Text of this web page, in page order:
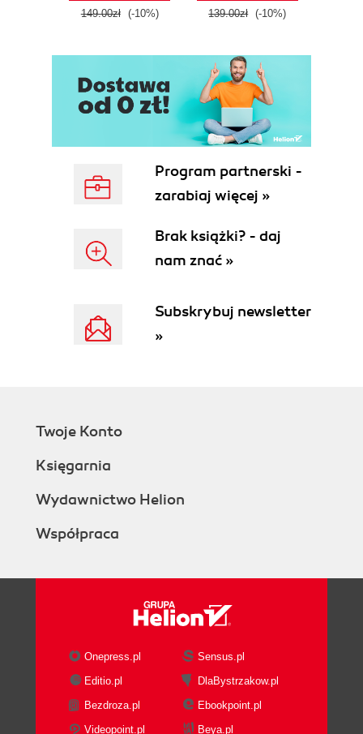
149.00zł (-10%) 139.00zł (-10%)
Program partnerski -
zarabiaj więcej »
Brak książki? - daj
nam znać »
Subskrybuj newsletter
»
Twoje Konto
Księgarnia
Wydawnictwo Helion
Współpraca
Onepress.pl
Sensus.pl
Editio.pl
DlaBystrzakow.pl
Bezdroza.pl
Ebookpoint.pl
Videopoint.pl
Beya.pl